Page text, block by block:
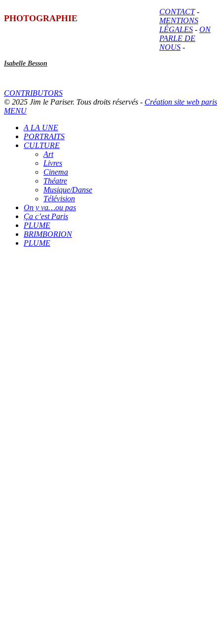
PHOTOGRAPHIE
Isabelle Besson
CONTACT-
MENTIONS
LÉGALES - ON
PARLE DE
NOUS -
CONTRIBUTORS
© 2025 Jim le Pariser. Tous droits réservés - Création site web paris
MENU
A LA UNE
PORTRAITS
CULTURE
Art
Livres
Cinema
Théatre
Musique/Danse
Télévision
On y va…ou pas
Ça c’est Paris
PLUME
BRIMBORION
PLUME